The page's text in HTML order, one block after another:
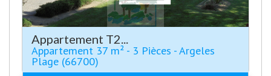
Appartement T2...
Appartement 37 m² - 3 Pièces - Argeles
Plage (66700)